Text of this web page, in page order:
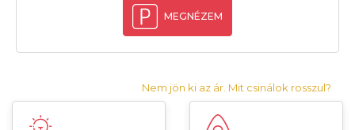
MEGNÉZEM
Nem jön ki az ár. Mit csinálok rosszul?